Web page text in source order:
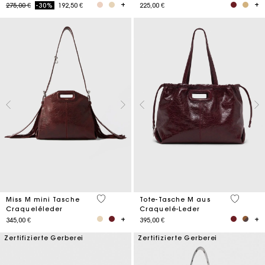
Price reduced from
275,00 €to-30% 192,50 € 225,00 €
Miss M mini Tasche
Craqueléleder
345,00 €
3,3 out of 5 Customer Rating
Tote-Tasche M aus
Craquelé-Leder
395,00 €
3,7 out
Zertifizierte Gerberei Zertifizierte Gerberei